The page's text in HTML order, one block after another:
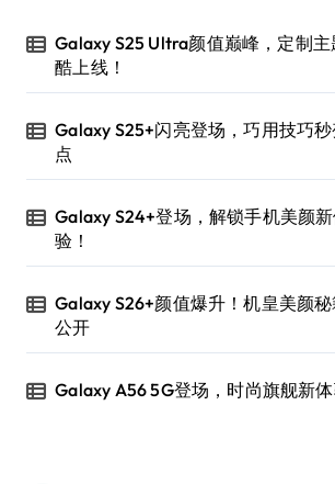
Galaxy S25 Ultra颜值巅峰，定制主
酷上线！
Galaxy S25+闪亮登场，巧用技巧
点
Galaxy S24+登场，解锁手机美颜
验！
Galaxy S26+颜值爆升！机皇美颜
公开
Galaxy A56 5G登场，时尚旗舰新体